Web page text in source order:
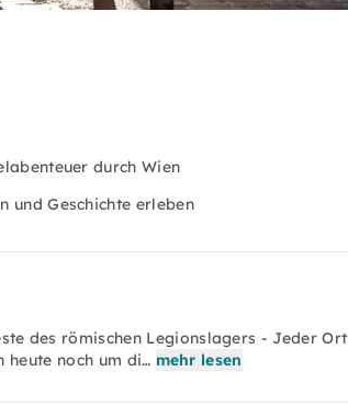
durch Wien
und Geschichte erleben
des römischen Legionslagers - Jeder Ort
heute noch um di… mehr lesen